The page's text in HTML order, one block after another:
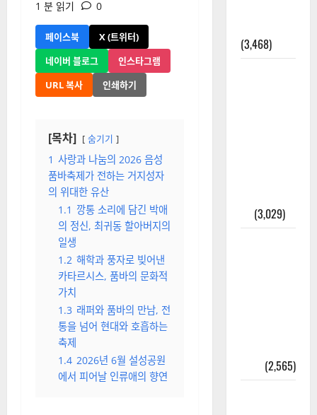
1 분 읽기
0
페이스북
X (트위터)
네이버 블로그
인스타그램
URL 복사
인쇄하기
[목차] 숨기기
1 사랑과 나눔의 2026 음성
품바축제가 전하는 거지성자
의 위대한 유산
1.1 깡통 소리에 담긴 박애
의 정신, 최귀동 할아버지의
일생
1.2 해학과 풍자로 빚어낸
카타르시스, 품바의 문화적
가치
1.3 래퍼와 품바의 만남, 전
통을 넘어 현대와 호흡하는
축제
1.4 2026년 6월 설성공원
에서 피어날 인류애의 향연
(3,468)
(3,029)
(2,565)